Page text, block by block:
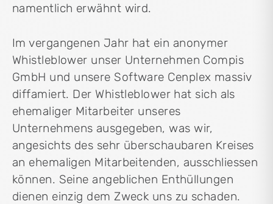
namentlich erwähnt wird.
Im vergangenen Jahr hat ein anonymer
Whistleblower unser Unternehmen Compis
GmbH und unsere Software Cenplex massiv
diffamiert. Der Whistleblower hat sich als
ehemaliger Mitarbeiter unseres
Unternehmens ausgegeben, was wir,
angesichts des sehr überschaubaren Kreises
an ehemaligen Mitarbeitenden, ausschliessen
können. Seine angeblichen Enthüllungen
dienen einzig dem Zweck uns zu schaden.